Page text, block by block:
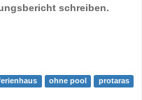
schreiben.
ohne pool
protaras